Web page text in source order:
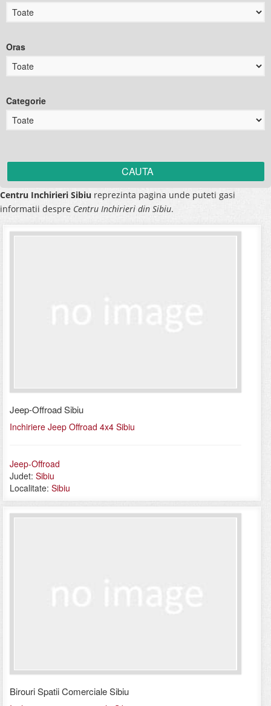
Oras
Categorie
Centru Inchirieri Sibiu reprezinta pagina unde puteti gasi
informatii despre Centru Inchirieri din Sibiu.
Jeep-Offroad Sibiu
Inchiriere Jeep Offroad 4x4 Sibiu
Jeep-Offroad
Judet: Sibiu
Localitate: Sibiu
Birouri Spatii Comerciale Sibiu